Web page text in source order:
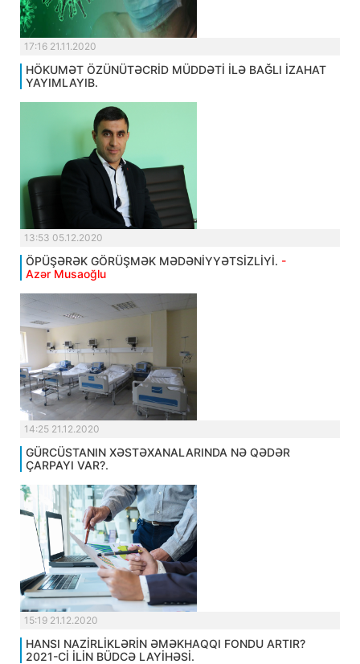
17:16 21.11.2020
HÖKUMƏT ÖZÜNÜTƏCRİD MÜDDƏTİ İLƏ BAĞLI İZAHAT
YAYIMLAYIB.
13:53 05.12.2020
ÖPÜŞƏRƏK GÖRÜŞMƏK MƏDƏNİYYƏTSİZLİYİ. -
Azər Musaoğlu
14:25 21.12.2020
GÜRCÜSTANIN XƏSTƏXANALARINDA NƏ QƏDƏR
ÇARPAYI VAR?.
15:19 21.12.2020
HANSI NAZİRLİKLƏRİN ƏMƏKHAQQI FONDU ARTIR?
2021-Cİ İLİN BÜDCƏ LAYİHƏSİ.